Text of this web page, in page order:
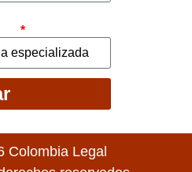
Colombia Legal